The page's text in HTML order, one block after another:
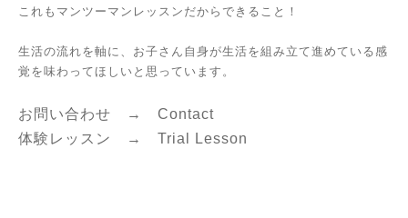
これもマンツーマンレッスンだからできること！
生活の流れを軸に、お子さん自身が生活を組み立て進めている感
覚を味わってほしいと思っています。
お問い合わせ → Contact
体験レッスン → Trial Lesson